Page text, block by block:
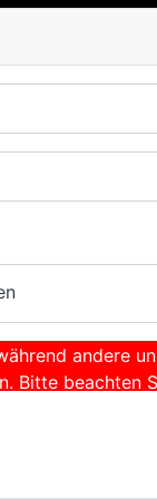
andere
Bitte beachten